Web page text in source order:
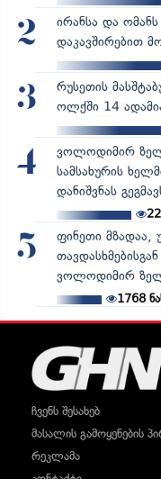
2
ირანსა და
დაკავშირებით
3
რუსეთის
ოლქში 14
4
ვოლოდიმირ
სამსახურის
დანიშვნას
5
ფინეთი მზადაა,
ვოლოდიმირ
1768
ჩვენს შესახებ
მასალის გამოყენების
რეკლამა